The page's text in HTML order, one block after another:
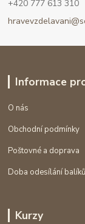
+420 777 613 310
Informace
O nás
Obchodní podmínky
Poštovné a doprava
Doba odesílání balíků
Kurzy